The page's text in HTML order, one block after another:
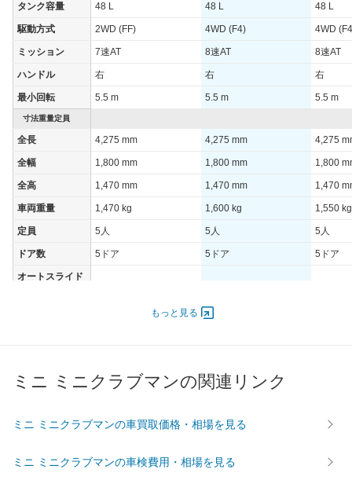
タンク容量 48 L 48 L 48 L
駆動方式 2WD (FF) 4WD (F4) 4WD
ミッション 7速AT 8速AT 8速AT
ハンドル 右 右 右
最小回転 5.5 m 5.5 m 5.5 m
寸法重量定員
全長 4,275 mm 4,275 mm 4,275
全幅 1,800 mm 1,800 mm 1,800
全高 1,470 mm 1,470 mm 1,470
車両重量 1,470 kg 1,600 kg 1,550 kg
定員 5人 5人 5人
ドア数 5ドア 5ドア 5ドア
オートスライド
過給機 TB TB
前輪サイズ 225/45R17 225/40R18 225/
燃費
もっと見る
ミニ ミニクラブマンの関連リンク
ミニ ミニクラブマンの車買取価格・相場を見る
ミニ ミニクラブマンの車検費用・相場を見る